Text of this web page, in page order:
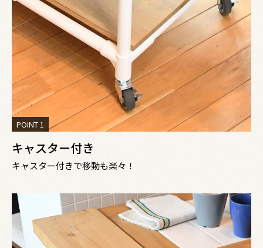
POINT 1
キャスター付き
キャスター付きで移動も楽々！